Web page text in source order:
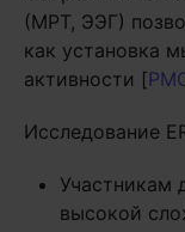
(МРТ, ЭЭГ)
как установка
активности [
Исследование
Участникам
высокой